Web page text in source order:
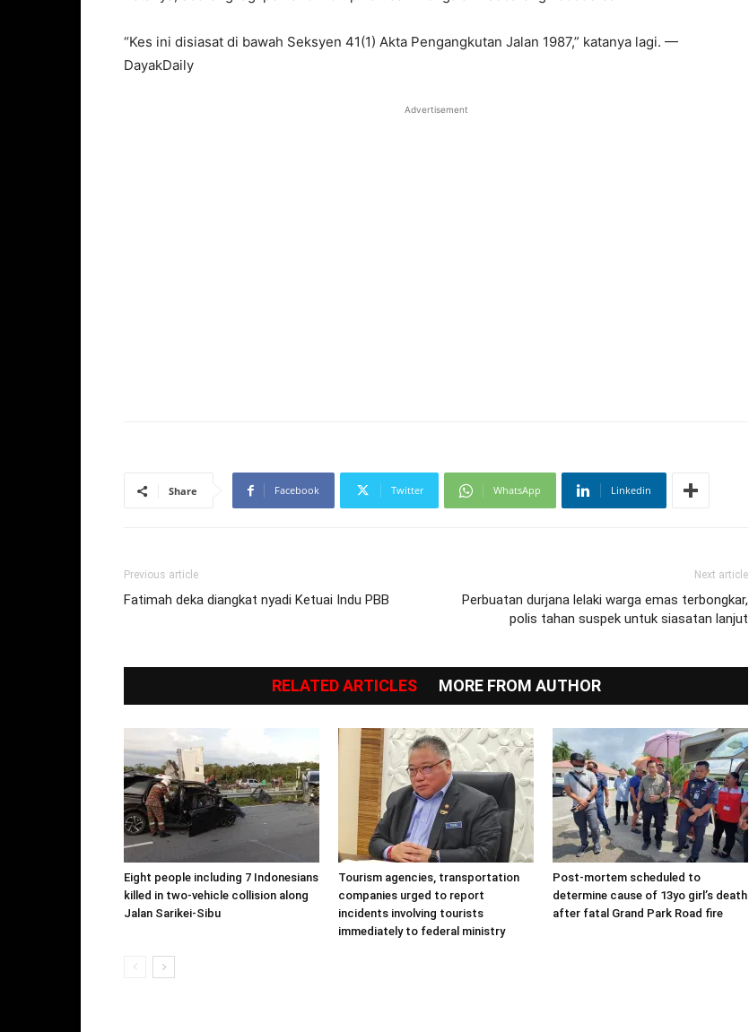
“Kes ini disiasat di bawah Seksyen 41(1) Akta Pengangkutan Jalan 1987,” katanya lagi. —
DayakDaily
Advertisement
Share Facebook Twitter WhatsApp Linkedin
Previous article
Fatimah deka diangkat nyadi Ketuai Indu PBB
Next article
Perbuatan durjana lelaki warga emas terbongkar,
polis tahan suspek untuk siasatan lanjut
RELATED ARTICLES MORE FROM AUTHOR
Eight people including 7 Indonesians
killed in two-vehicle collision along
Jalan Sarikei-Sibu
Tourism agencies, transportation
companies urged to report
incidents involving tourists
immediately to federal ministry
Post-mortem scheduled to
determine cause of 13yo girl’s death
after fatal Grand Park Road fire